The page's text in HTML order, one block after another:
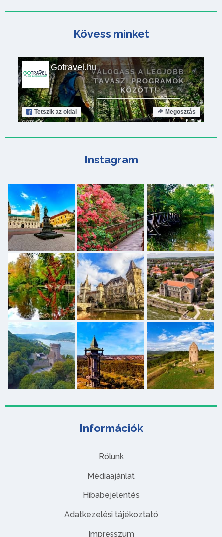
Információk
Rólunk
Médiaajánlat
Hibabejelentés
Adatkezelési tájékoztató
Impresszum
Kövess minket
Gotravel.hu
Tetszik az oldal Megosztás
Instagram